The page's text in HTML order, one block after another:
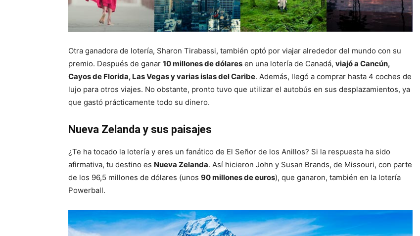
Otra ganadora de lotería, Sharon Tirabassi, también optó por viajar alrededor del mundo con su
premio. Después de ganar 10 millones de dólares en una lotería de Canadá, viajó a Cancún,
Cayos de Florida, Las Vegas y varias islas del Caribe. Además, llegó a comprar hasta 4 coches de
lujo para otros viajes. No obstante, pronto tuvo que utilizar el autobús en sus desplazamientos, ya
que gastó prácticamente todo su dinero.
Nueva Zelanda y sus paisajes
¿Te ha tocado la lotería y eres un fanático de El Señor de los Anillos? Si la respuesta ha sido
afirmativa, tu destino es Nueva Zelanda. Así hicieron John y Susan Brands, de Missouri, con parte
de los 96,5 millones de dólares (unos 90 millones de euros), que ganaron, también en la lotería
Powerball.